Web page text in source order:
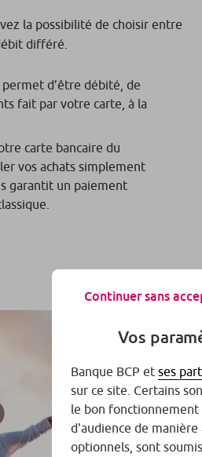
la possibilité de choisir entre
différé.
d’être débité, de
fait par votre carte, à la
carte bancaire du
vos achats simplement
garantit un paiement
Continuer sans
Vos
Banque BCP et ses
sur ce site. Certains
le bon
d'audience de manière
optionnels, sont